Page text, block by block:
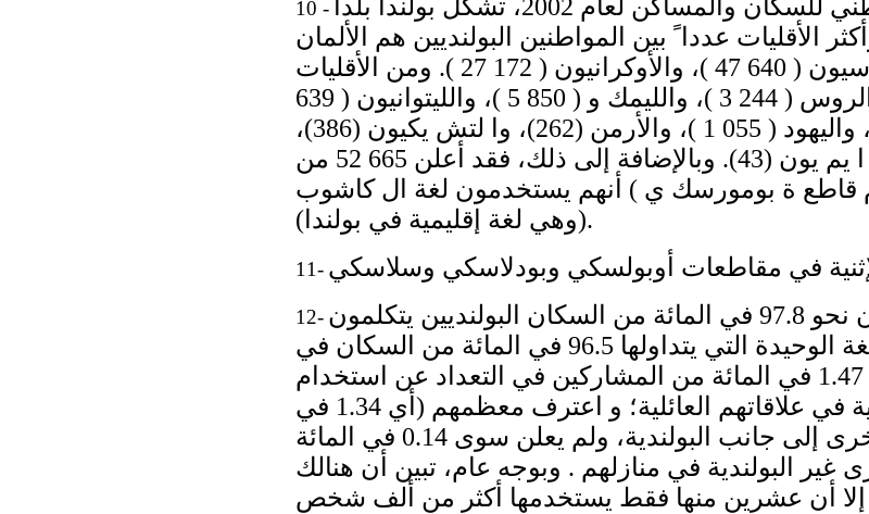
10 - ووفقاً لنتائج التعداد الوطني للسكان والمساكن لعام 2002، تشكل بولندا بلداً
الأقليات عددا ً بين المواطنين البولنديين هم الألمان
( 094 147 )، والبيلاروسيون ( 640 47 )، والأوكرانيون ( 172 27 ). ومن الأقليات
الأخرى الروما ( 731 12 )، والروس ( 244 3 )، والليمك و ( 850 5 )، والليتوانيون ( 639
5 )، والسلوفاك ( 710 1 )، واليهود ( 055 1 )، والأرمن (262)، وا لتش يكيون (386)،
والتتار (447)، والكار ا يم يون (43). وبالإضافة إلى ذلك، فقد أعلن 665 52 من
(م قاطع ة بومورسك ي ‏) أنهم يستخدمون لغة ال كاشوب
(وهي لغة إقليمية في بولندا).
11-
12- وأثبتت نتائج التعداد أيضاً أن نحو 97.8 في المائة من السكان البولنديين يتكلمون
اللغة البولندية، وأنها اللغة الوحيدة التي يتداولها 96.5 في المائة من السكان في
منازل هم . ولم يعلن سوى 1.47 في المائة من المشاركين في التعداد عن استخدام
لغات أخرى غير البولندية في علاقاتهم العائلية؛ و اعترف معظمهم (أي 1.34 في
المائة) باستخدام لغ ة أخرى إلى جانب البولندية، ولم يعلن سوى 0.14 في المائة
البولندية في منازلهم . وبوجه عام، تبين أن هنالك